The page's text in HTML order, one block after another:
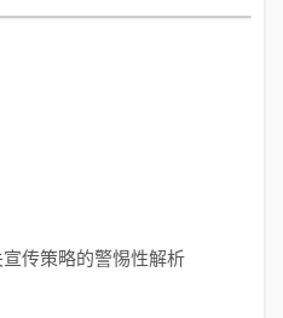
传策略的警惕性解析